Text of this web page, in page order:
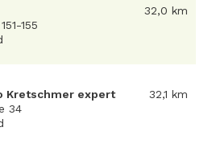
155
32,0 km
Kretschmer expert
34
32,1 km